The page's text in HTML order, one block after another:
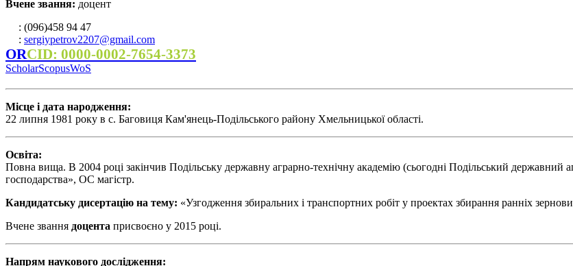
Вчене звання: доцент
: (096)458 94 47
: sergiypetrov2207@gmail.com
ORCID: 0000-0002-7654-3373
ScholarScopusWoS
Місце і дата народження:
22 липня 1981 року в с. Баговиця Кам'янець-Подільського району Хмельницької області.
Освіта:
Повна вища. В 2004 році закінчив Подільську державну аграрно-технічну академію (сьогодні Подільський державний
господарства», ОС магістр.
Кандидатську дисертацію на тему: «Узгодження збиральних і транспортних робіт у проектах збирання ранніх
Вчене звання доцента присвоєно у 2015 році.
Напрям наукового дослідження: